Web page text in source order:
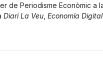
de Periodisme Econòmic a
Diari La Veu Economía Digital